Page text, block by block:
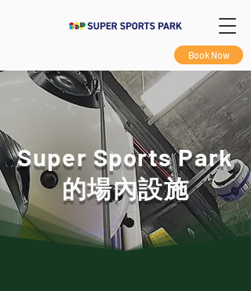
Book Now
Super Sports Park
的場內設施